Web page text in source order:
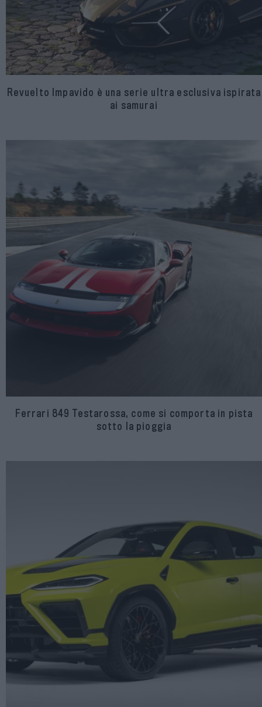
Revuelto Impavido è una serie ultra esclusiva ispirata
ai samurai
Ferrari 849 Testarossa, come si comporta in pista
sotto la pioggia